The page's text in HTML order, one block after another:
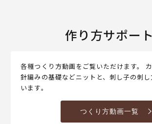
作り方サポート
各種つくり方動画をご覧いただけます。
針編みの基礎などニットと、刺し子の刺
います。
つくり方動画一覧